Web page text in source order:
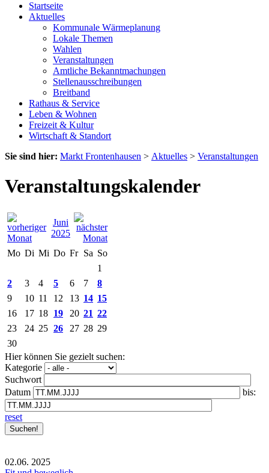
Startseite
Aktuelles
Kommunale Wärmeplanung
Lokale Themen
Wahlen
Veranstaltungen
Amtliche Bekanntmachungen
Stellenausschreibungen
Breitband
Rathaus & Service
Leben & Wohnen
Freizeit & Kultur
Wirtschaft & Standort
Sie sind hier: Markt Frontenhausen > Aktuelles > Veranstaltungen
Veranstaltungskalender
Juni
2025
Mo Di Mi Do Fr Sa So
1
2
3 4 5 6 7
8
9
10 11 12 13 14 15
16
17 18 19 20 21 22
23
24 25 26 27 28 29
30
Hier können Sie gezielt suchen:
Kategorie
Suchwort
Datum
bis:
reset
02.06. 2025